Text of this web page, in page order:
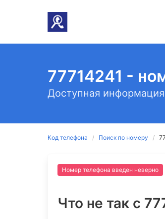
77714241 -
Доступная
Код телефона Поиск по номеру
Номер телефона введен неверно
Что не так c